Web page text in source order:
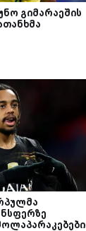
გიმარაეშის